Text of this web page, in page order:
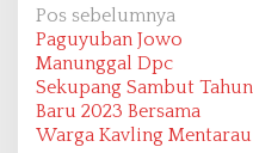
N
a
v
i
Pos sebelumnya
Paguyuban Jowo
Manunggal Dpc
Sekupang Sambut Tahun
Baru 2023 Bersama
Warga Kavling Mentarau